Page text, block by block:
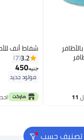
11
شفاط أنف
3.2
7
جنيه450
مولود جديد
تصنيف حسب